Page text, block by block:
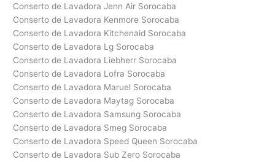
Conserto de Lavadora Jenn Air Sorocaba
Conserto de Lavadora Kenmore Sorocaba
Conserto de Lavadora Kitchenaid Sorocaba
Conserto de Lavadora Lg Sorocaba
Conserto de Lavadora Liebherr Sorocaba
Conserto de Lavadora Lofra Sorocaba
Conserto de Lavadora Maruel Sorocaba
Conserto de Lavadora Maytag Sorocaba
Conserto de Lavadora Samsung Sorocaba
Conserto de Lavadora Smeg Sorocaba
Conserto de Lavadora Speed Queen Sorocaba
Conserto de Lavadora Sub Zero Sorocaba